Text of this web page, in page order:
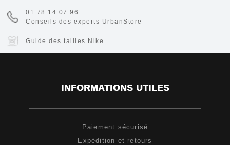
01 78 14 07 96
Conseils des experts UrbanStore
Guide des tailles Nike
INFORMATIONS UTILES
Paiement sécurisé
Expédition et retours